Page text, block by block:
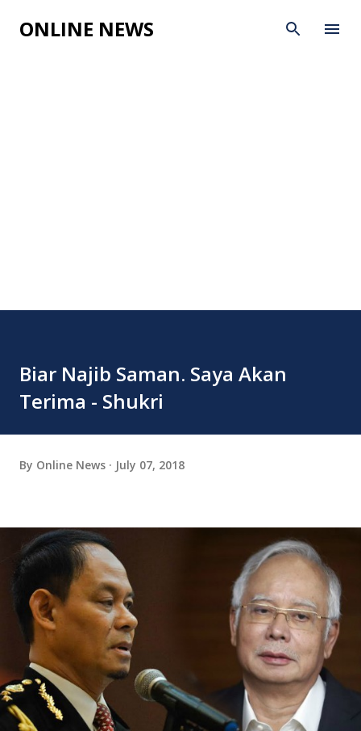
Skip to main content
ONLINE NEWS
Biar Najib Saman. Saya Akan
Terima - Shukri
By Online News July 07, 2018